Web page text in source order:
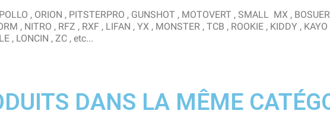
, ORION , PITSTERPRO , GUNSHOT , MOTOVERT , SMALL MX ,
, NITRO , RFZ , RXF , LIFAN , YX , MONSTER , TCB , ROOKIE , KIDDY ,
, LONCIN , ZC , etc...
DANS LA MÊME